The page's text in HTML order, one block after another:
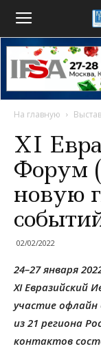
На главную
XI
Форум
новую
02/02/2022
24–27 января
XI Евразийский
участие офлайн
из 21 региона
контактов